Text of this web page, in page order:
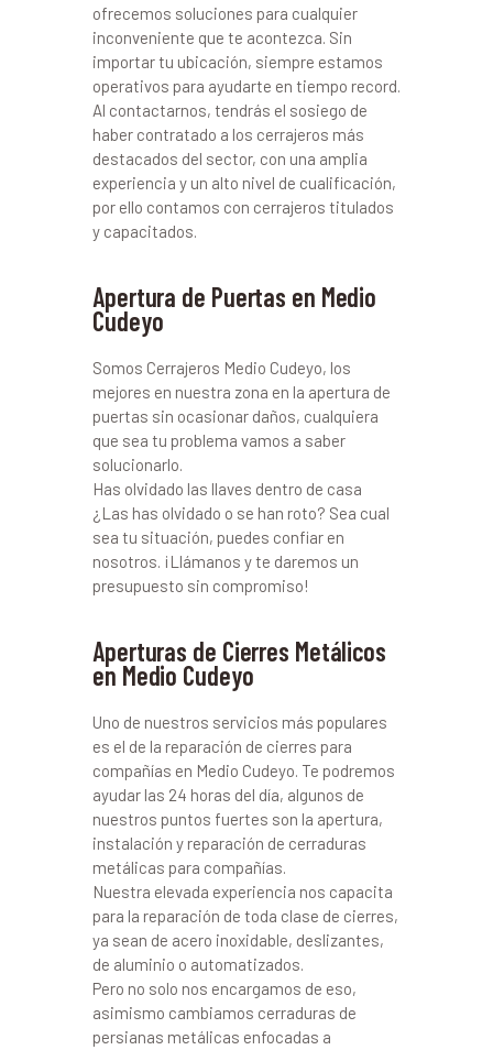
ofrecemos soluciones para cualquier
inconveniente que te acontezca. Sin
importar tu ubicación, siempre estamos
operativos para ayudarte en tiempo record.
Al contactarnos, tendrás el sosiego de
haber contratado a los cerrajeros más
destacados del sector, con una amplia
experiencia y un alto nivel de cualificación,
por ello contamos con cerrajeros titulados
y capacitados.
Apertura de Puertas en Medio
Cudeyo
Somos Cerrajeros Medio Cudeyo, los
mejores en nuestra zona en la apertura de
puertas sin ocasionar daños, cualquiera
que sea tu problema vamos a saber
solucionarlo.
Has olvidado las llaves dentro de casa
¿Las has olvidado o se han roto? Sea cual
sea tu situación, puedes confiar en
nosotros. ¡Llámanos y te daremos un
presupuesto sin compromiso!
Aperturas de Cierres Metálicos
en Medio Cudeyo
Uno de nuestros servicios más populares
es el de la reparación de cierres para
compañías en Medio Cudeyo. Te podremos
ayudar las 24 horas del día, algunos de
nuestros puntos fuertes son la apertura,
instalación y reparación de cerraduras
metálicas para compañías.
Nuestra elevada experiencia nos capacita
para la reparación de toda clase de cierres,
ya sean de acero inoxidable, deslizantes,
de aluminio o automatizados.
Pero no solo nos encargamos de eso,
asimismo cambiamos cerraduras de
persianas metálicas enfocadas a